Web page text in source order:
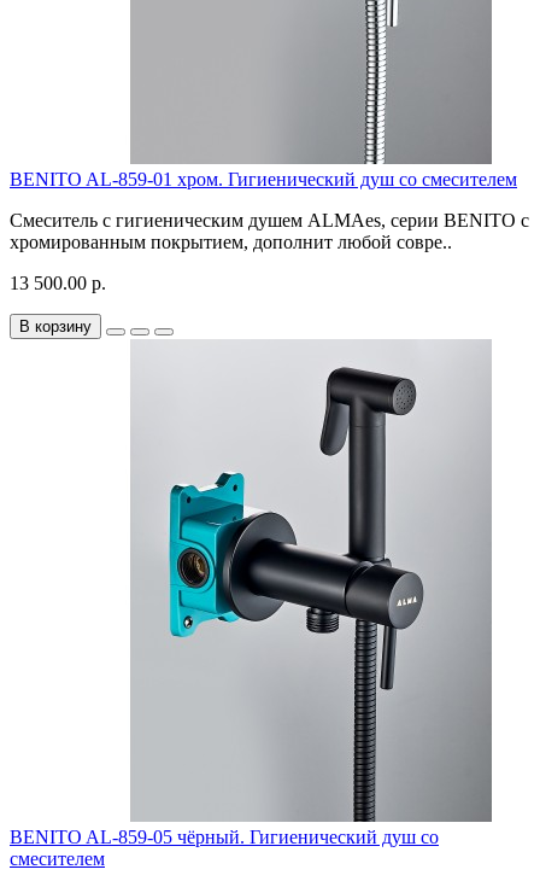
BENITO AL-859-01 хром. Гигиенический душ со смесителем
Смеситель с гигиеническим душем ALMAes, серии BENITO с
хромированным покрытием, дополнит любой совре..
13 500.00 р.
В корзину
BENITO AL-859-05 чёрный. Гигиенический душ со
смесителем